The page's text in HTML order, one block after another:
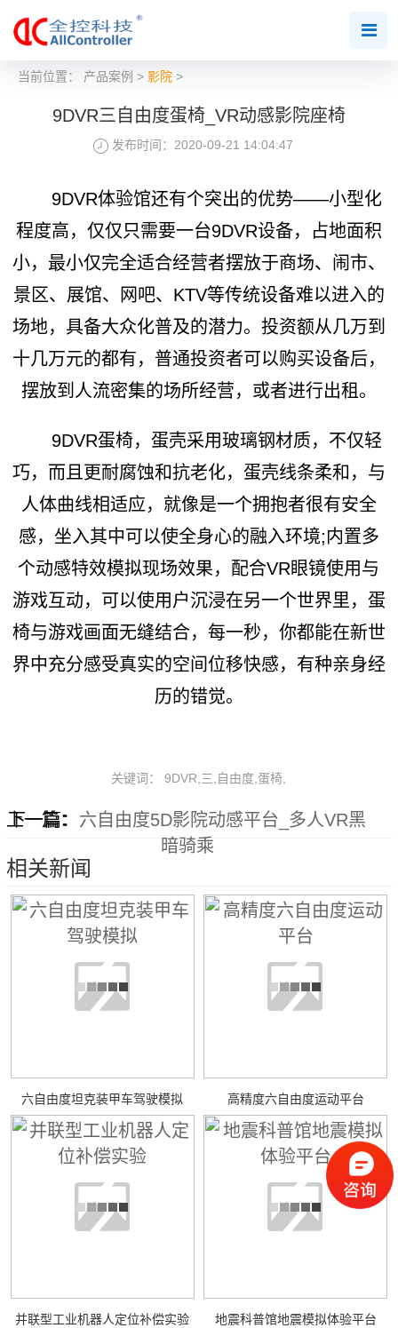
当前位置： 产品案例 > 影院>
9DVR三自由度蛋椅_VR动感影院座椅
发布时间：2020-09-21 14:04:47
9DVR体验馆还有个突出的优势——小型化
程度高，仅仅只需要一台9DVR设备，占地面积
小，最小仅完全适合经营者摆放于商场、闹市、
景区、展馆、网吧、KTV等传统设备难以进入的
场地，具备大众化普及的潜力。投资额从几万到
十几万元的都有，普通投资者可以购买设备后，
摆放到人流密集的场所经营，或者进行出租。
9DVR蛋椅，蛋壳采用玻璃钢材质，不仅轻
巧，而且更耐腐蚀和抗老化，蛋壳线条柔和，与
人体曲线相适应，就像是一个拥抱者很有安全
感，坐入其中可以使全身心的融入环境;内置多
个动感特效模拟现场效果，配合VR眼镜使用与
游戏互动，可以使用户沉浸在另一个世界里，蛋
椅与游戏画面无缝结合，每一秒，你都能在新世
界中充分感受真实的空间位移快感，有种亲身经
历的错觉。
关键词： 9DVR,三,自由度,蛋椅,
上一篇：
下一篇： 六自由度5D影院动感平台_多人VR黑
暗骑乘
相关新闻
六自由度坦克装甲车驾驶模拟 高精度六自由度运动平台
并联型工业机器人定位补偿实验 地震科普馆地震模拟体验平台